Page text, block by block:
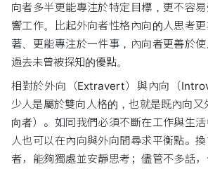
向者多半更能專注於特定目標，更不容
響工作。比起外向者性格內向的人思考
著、更能專注於一件事，內向者更善於
過去未曾被探知的優點。
相對於外向（Extravert）與內向（
少人是屬於雙向人格的，也就是既內向
向者）。如同我們必須不斷在工作與生
人也可以在內向與外向間尋求平衡點。
者，能夠獨處並安靜思考；儘管不多話